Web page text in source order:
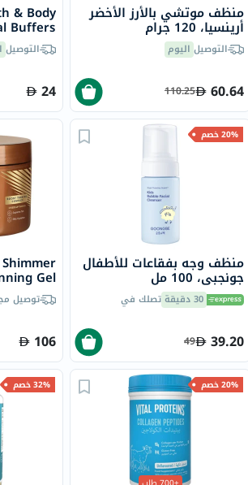
منظف موتشي بالأرز الأخضر
أرينسيا، 120 جرام
التوصيل اليوم
60.64
110.25
& Body
Buffers
of 3's -
CL-35التوصيل
24
20% خصم
منظف وجه بفقاعات للأطفال
جونجبي، 100 مل
30 دقيقة تصلك في
39.20
49
Gel
150ml
توصيل
106
20% خصم 32% خصم